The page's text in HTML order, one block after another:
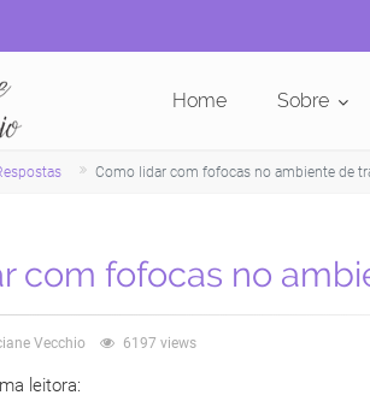
Home Sobre
Como lidar com fofocas no ambiente de
com fofocas no
Vecchio 6197 views
leitora: